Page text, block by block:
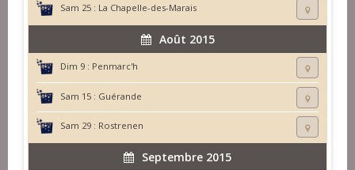
Sam 25 : La Chapelle-des-Marais
Août 2015
Dim 9 : Penmarc'h
Sam 15 : Guérande
Sam 29 : Rostrenen
Septembre 2015